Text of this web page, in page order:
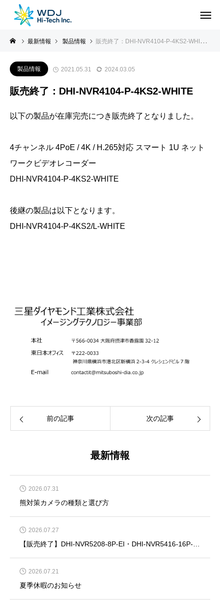
最新情報 製品情報 販売終了：DHI-NVR4104-P-4KS2-WHITE
製品情報 2021.05.31 2024.03.05
販売終了：DHI-NVR4104-P-4KS2-WHITE
以下の製品が在庫完売につき販売終了となりました。
4チャンネル 4PoE / 4K / H.265対応 スマート 1U ネット
ワークビデオレコーダー
DHI-NVR4104-P-4KS2-WHITE
後継の製品は以下となります。
DHI-NVR4104-P-4KS2/L-WHITE
前の記事 次の記事
最新情報
2026.07.31
熊対策カメラの種類と選び方
2026.07.27
2026.07.21
夏季休暇のお知らせ